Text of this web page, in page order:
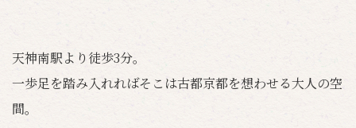
天神南駅より徒歩3分。
一歩足を踏み入れればそこは古都京都を想わせる大人の空
間。